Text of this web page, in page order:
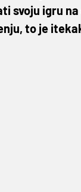
svoju igru
to je